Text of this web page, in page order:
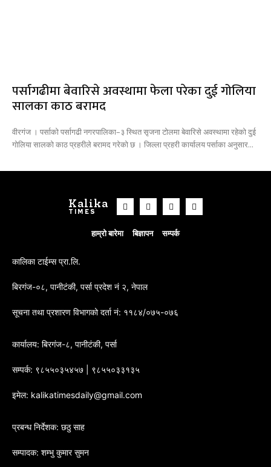
पर्सागढीमा बेवारिसे अवस्थामा फेला परेका दुई गोलिया
सालका काठ बरामद
वीरगंज । पर्साको पर्सागढी नगरपालिका–३ स्थित सृजना टोलमा बेवारिसे अवस्थामा रहेको दुई
गोलिया सालको काठ प्रहरीले बरामद गरेको छ । जिल्ला प्रहरी कार्यालय पर्साका अनुसार...
Kalika
TIMES
हाम्रो बारेमा बिज्ञापन सम्पर्क
कालिका टाईम्स प्रा.लि.
बिरगंज-०८, पानीटंकी, पर्सा प्रदेश नं २, नेपाल
सूचना तथा प्रशारण विभागको दर्ता नं: ११८४/०७५-०७६
कार्यालय: बिरगंज-८, पानीटंकी, पर्सा
सम्पर्क: ९८५५०३५४५७ | ९८५५०३३१३५
इमेल: kalikatimesdaily@gmail.com
प्रबन्ध निर्देशक: छठु साह
सम्पादक: शम्भु कुमार सुमन